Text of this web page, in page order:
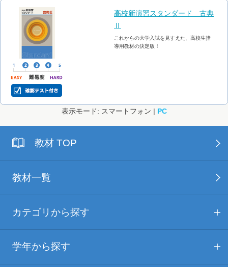
高校新演習スタンダード 古典
Ⅱ
これからの大学入試を見すえた、高校生指
導用教材の決定版！
表示モード: スマートフォン | PC
教材 TOP
教材一覧
カテゴリから探す
学年から探す